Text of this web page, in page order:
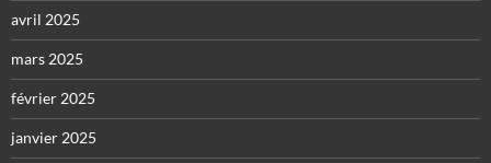
avril 2025
mars 2025
février 2025
janvier 2025